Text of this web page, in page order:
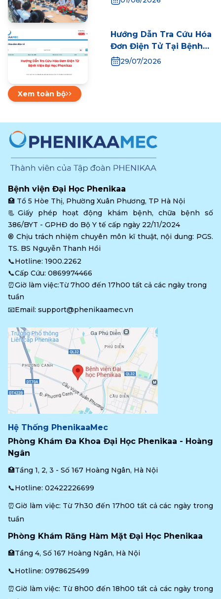
Hướng Dẫn Tra Cứu Hóa
Đơn Điện Tử Tại Bệnh
Viện Đại Học Phenikaa
29/07/2026
Xem toàn bộ
Bệnh viện Đại Học Phenikaa
🏥 Tổ 5 Hòe Thị, Phường Xuân Phương, TP Hà Nội
📃Giấy phép hoạt động khám bệnh, chữa bệnh số
386/BYT - GPHĐ do Bộ Y tế cấp ngày 22/11/2024
®️ Chịu trách nhiệm chuyên môn kĩ thuật, nội dung: PGS.
TS. BS Nguyễn Thanh Hồi
📞Hotline: 1900.2262
📞Cấp Cứu: 0869974466
⏰Giờ làm việc:Từ 7h00 đến 17h00 tất cả các ngày trong
tuần
📧Email: support@phenikaamec.vn
Hệ Thống PhenikaaMec
Phòng Khám Đa Khoa Đại Học Phenikaa - Hoàng
Ngân
🏥Tầng 1, 2, 3 - Số 167 Hoàng Ngân, Hà Nội
📞Hotline: 02422226699
⏰Giờ làm việc: Từ 7h30 đến 17h00 tất cả các ngày trong
tuần
Phòng Khám Răng Hàm Mặt Đại Học Phenikaa
🏥Tầng 4, Số 167 Hoàng Ngân, Hà Nội
📞Hotline: 0978625499
⏰Giờ làm việc: Từ 8h00 đến 18h00 tất cả các ngày trong